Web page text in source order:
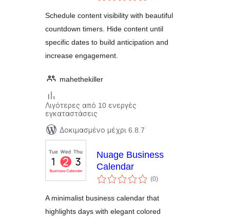
Schedule content visibility with beautiful
countdown timers. Hide content until
specific dates to build anticipation and
increase engagement.
mahethekiller
Λιγότερες από 10 ενεργές
εγκαταστάσεις
Δοκιμασμένο μέχρι 6.8.7
Nuage Business
Calendar
(0αξιολογήσεις
σύνολο
)
A minimalist business calendar that
highlights days with elegant colored